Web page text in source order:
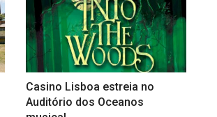
Casino Lisboa estreia no
Auditório dos Oceanos